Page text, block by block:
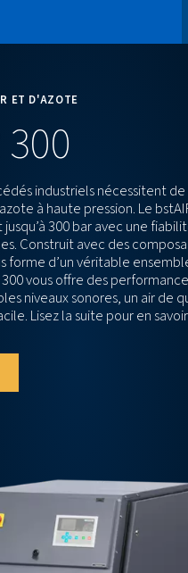
ET D'AZOTE
300
industriels
l’azote à haute
jusqu’à 300 bar
Construit avec
forme d’un
300 vous offre des
faibles niveaux
facile. Lisez la suite